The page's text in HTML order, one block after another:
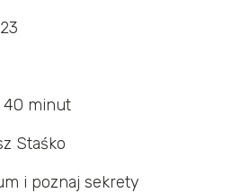
40 minut
Staśko
i poznaj sekrety